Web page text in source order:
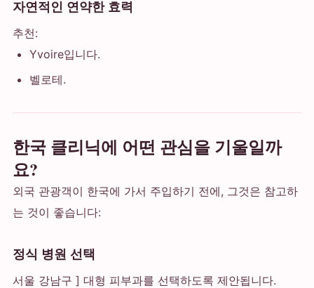
자연적인 연약한 효력
추천:
Yvoire입니다.
벨로테.
한국 클리닉에 어떤 관심을 기울일까
요?
외국 관광객이 한국에 가서 주입하기 전에, 그것은 참고하
는 것이 좋습니다:
정식 병원 선택
서울 강남구 ] 대형 피부과를 선택하도록 제안됩니다.